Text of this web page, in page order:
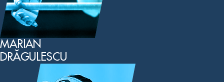
MARIAN
DRĂGULESCU